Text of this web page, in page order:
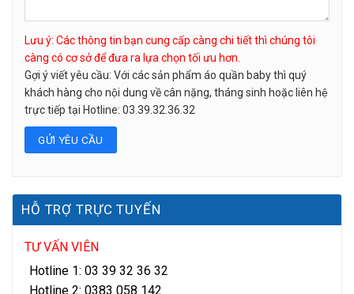
Lưu ý: Các thông tin bạn cung cấp càng chi tiết thì chúng tôi
càng có cơ sở để đưa ra lựa chọn tối ưu hơn.
Gợi ý viết yêu cầu: Với các sản phẩm áo quần baby thì quý
khách hàng cho nội dung về cân nặng, tháng sinh hoặc liên hệ
trực tiếp tại Hotline: 03.39.32.36.32
HỖ TRỢ TRỰC TUYẾN
TƯ VẤN VIÊN
Hotline 1: 03 39 32 36 32
Hotline 2: 0383 058 142